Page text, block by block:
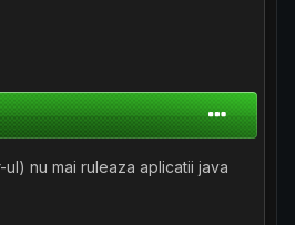
nu mai ruleaza aplicatii java